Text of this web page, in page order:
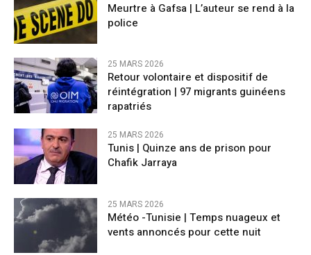
Meurtre à Gafsa | L’auteur se rend à la
police
25 MARS 2026
Retour volontaire et dispositif de
réintégration | 97 migrants guinéens
rapatriés
25 MARS 2026
Tunis | Quinze ans de prison pour
Chafik Jarraya
25 MARS 2026
Météo -Tunisie | Temps nuageux et
vents annoncés pour cette nuit